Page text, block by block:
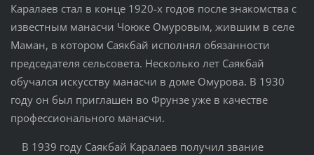
Каралаев стал в конце 1920-х годов после знакомства с
известным манасчи Чоюке Омуровым, жившим в селе
Маман, в котором Саякбай исполнял обязанности
председателя сельсовета. Несколько лет Саякбай
обучался искусству манасчи в доме Омурова. В 1930
году он был приглашен во Фрунзе уже в качестве
профессионального манасчи.
В 1939 году Саякбай Каралаев получил звание